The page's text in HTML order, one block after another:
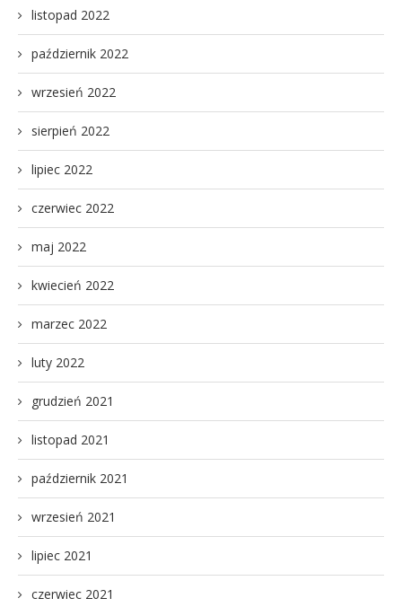
listopad 2022
październik 2022
wrzesień 2022
sierpień 2022
lipiec 2022
czerwiec 2022
maj 2022
kwiecień 2022
marzec 2022
luty 2022
grudzień 2021
listopad 2021
październik 2021
wrzesień 2021
lipiec 2021
czerwiec 2021